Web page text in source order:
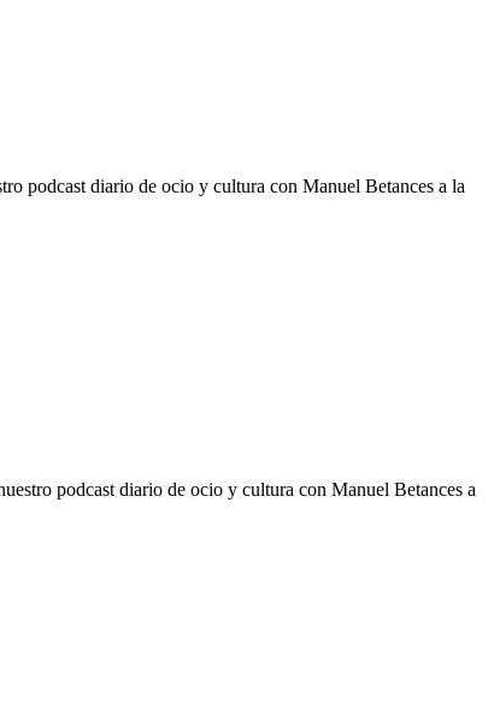
podcast diario de ocio y cultura con Manuel Betances a la
podcast diario de ocio y cultura con Manuel Betances a